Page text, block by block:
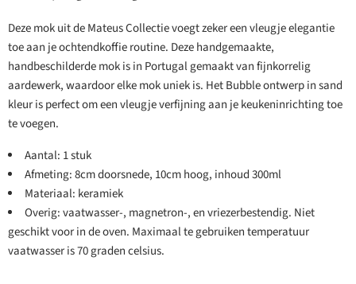
Deze mok uit de Mateus Collectie voegt zeker een vleugje elegantie
toe aan je ochtendkoffie routine. Deze handgemaakte,
handbeschilderde mok is in Portugal gemaakt van fijnkorrelig
aardewerk, waardoor elke mok uniek is. Het Bubble ontwerp in sand
kleur is perfect om een vleugje verfijning aan je keukeninrichting toe
te voegen.
Aantal: 1 stuk
Afmeting: 8cm doorsnede, 10cm hoog, inhoud 300ml
Materiaal: keramiek
Overig: vaatwasser-, magnetron-, en vriezerbestendig. Niet
geschikt voor in de oven. Maximaal te gebruiken temperatuur
vaatwasser is 70 graden celsius.